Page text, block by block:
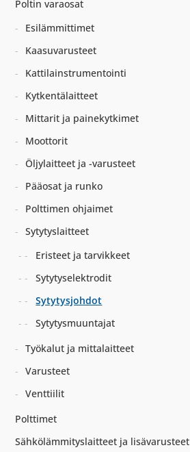
Poltin varaosat
Esilämmittimet
Kaasuvarusteet
Kattilainstrumentointi
Kytkentälaitteet
Mittarit ja painekytkimet
Moottorit
Öljylaitteet ja -varusteet
Pääosat ja runko
Polttimen ohjaimet
Sytytyslaitteet
Eristeet ja tarvikkeet
Sytytyselektrodit
Sytytysjohdot
Sytytysmuuntajat
Työkalut ja mittalaitteet
Varusteet
Venttiilit
Polttimet
Sähkölämmityslaitteet ja lisävarusteet